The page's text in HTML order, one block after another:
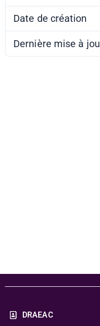
Date de création
Dernière mise à
DRAEAC